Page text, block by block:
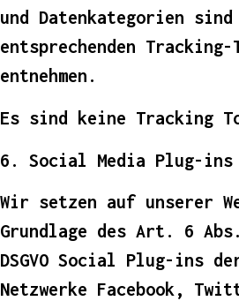
und Datenkategorien sind
entsprechenden Tracking-
entnehmen.
Es sind keine Tracking
6. Social Media Plug-ins
Wir setzen auf unserer
Grundlage des Art. 6
DSGVO Social Plug-ins
Netzwerke Facebook,